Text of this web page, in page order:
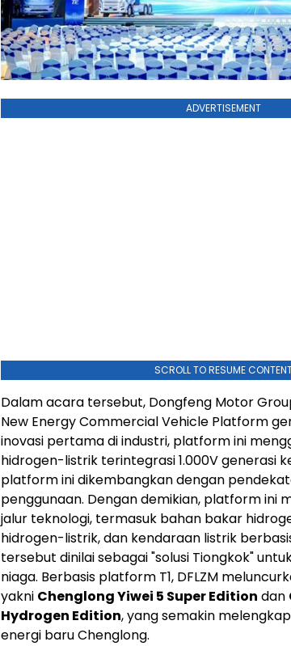
ADVERTISEMENT
SCROLL TO RESUME
Dalam acara tersebut, Dongfeng Motor
New Energy Commercial Vehicle Platform
inovasi pertama di industri, platform ini
hidrogen-listrik terintegrasi 1.000V generasi
platform ini dikembangkan dengan
penggunaan. Dengan demikian, platform ini
jalur teknologi, termasuk bahan bakar
hidrogen-listrik, dan kendaraan listrik
tersebut dinilai sebagai "solusi Tiongkok"
niaga. Berbasis platform T1, DFLZM
yakni Chenglong Yiwei 5 Super Edition dan
Hydrogen Edition, yang semakin
energi baru Chenglong.